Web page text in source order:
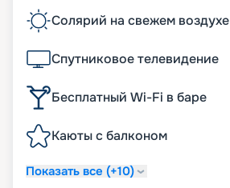
Солярий на свежем воздухе
Спутниковое телевидение
Бесплатный Wi-Fi в баре
Каюты с балконом
Показать все (+10)